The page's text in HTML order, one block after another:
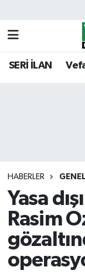
SERİ İLAN
HABERLER GENEL
Yasa
Rasim
Tüm
Son